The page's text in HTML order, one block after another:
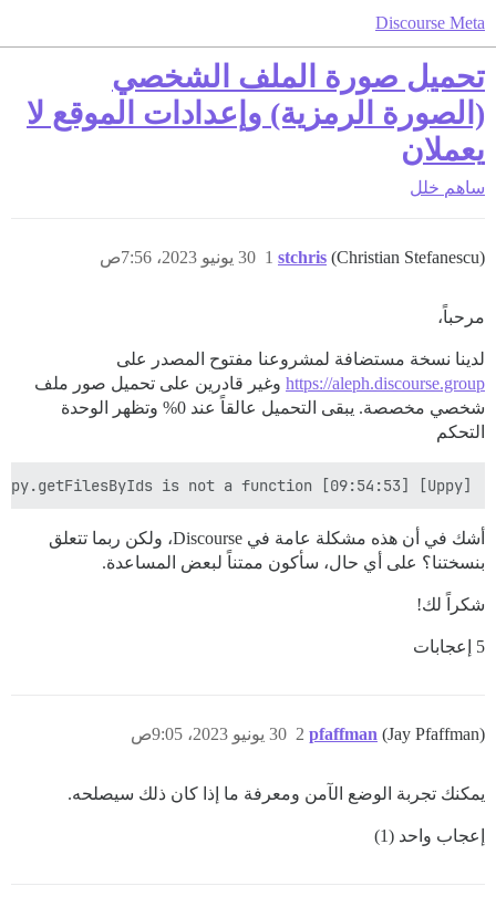
Discourse Meta
تحميل صورة الملف الشخصي
(الصورة الرمزية) وإعدادات الموقع لا
يعملان
ساهم خلل
stchris (Christian Stefanescu) 30 يونيو 2023، 7:56ص 1
مرحباً،
لدينا نسخة مستضافة لمشروعنا مفتوح المصدر على
https://aleph.discourse.group وغير قادرين على تحميل صور ملف
شخصي مخصصة. يبقى التحميل عالقاً عند 0% وتظهر الوحدة
التحكم
[Uppy] [09:54:53] TypeError: this.uppy.getFilesByIds is not a function
أشك في أن هذه مشكلة عامة في Discourse، ولكن ربما تتعلق
بنسختنا؟ على أي حال، سأكون ممتناً لبعض المساعدة.
شكراً لك!
5 إعجابات
pfaffman (Jay Pfaffman) 30 يونيو 2023، 9:05ص 2
يمكنك تجربة الوضع الآمن ومعرفة ما إذا كان ذلك سيصلحه.
إعجاب واحد (1)